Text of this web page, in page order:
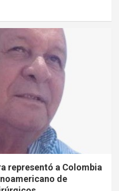
representó a Colombia
de